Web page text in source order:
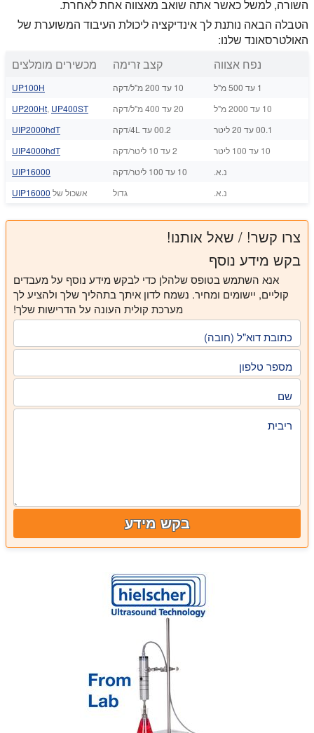
השורה, למשל כאשר אתה שואב מאצווה אחת לאחרת.
הטבלה הבאה נותנת לך אינדיקציה ליכולת העיבוד המשוערת של
האולטרסאונד שלנו:
נפח אצווה
קצב זרימה מכשירים מומלצים
1 עד 500 מ"ל 10 עד 200 מ"ל/דקה
UP100H
10 עד 2000 מ"ל
20 עד 400 מ"ל/דקה UP200Ht, UP400ST
00.1 עד 20 ליטר
00.2 עד 4L/דקה
UIP2000hdT
10 עד 100 ליטר
2 עד 10 ליטר/דקה
UIP4000hdT
נ.א.
10 עד 100 ליטר/דקה
UIP16000
נ.א.
גדול אשכול של UIP16000
צרו קשר! / שאל אותנו!
בקש מידע נוסף
אנא השתמש בטופס שלהלן כדי לבקש מידע נוסף על מעבדים
קוליים, יישומים ומחיר. נשמח לדון איתך בתהליך שלך ולהציע לך
מערכת קולית העונה על הדרישות שלך!
כתובת דוא"ל (חובה)
מספר טלפון
שם
ריבית
בקש מידע